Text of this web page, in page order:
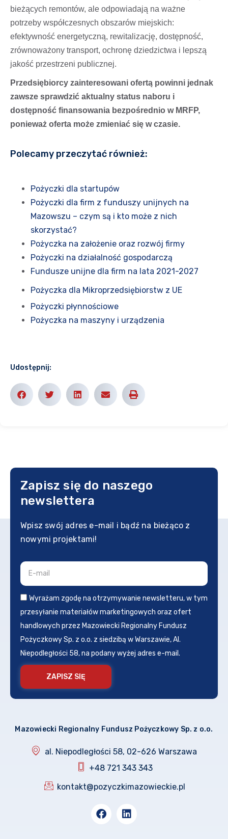
bieżących remontów, ale odpowiadają na ważne
potrzeby współczesnych obszarów miejskich:
efektywność energetyczną, rewitalizację, dostępność,
zrównoważony transport, ochronę dziedzictwa i lepszą
jakość przestrzeni publicznej.
Przedsiębiorcy zainteresowani ofertą powinni jednak
zawsze sprawdzić aktualny status naboru i
dostępność finansowania bezpośrednio w MRFP,
ponieważ oferta może zmieniać się w czasie.
Polecamy przeczytać również:
Pożyczki dla startupów
Pożyczki dla firm z funduszy unijnych na
Mazowszu – czym są i kto może z nich
skorzystać?
Pożyczka na założenie oraz rozwój firmy
Pożyczki na działalność gospodarczą
Fundusze unijne dla firm na lata 2021-2027
Pożyczka dla Mikroprzedsiębiorstw z UE
Pożyczki płynnościowe
Pożyczka na maszyny i urządzenia
Udostępnij:
Zapisz się do naszego
newslettera
Wpisz swój adres e-mail i bądź na bieżąco z
nowymi projektami!
Wyrażam zgodę na otrzymywanie newsletteru, w tym
przesyłanie materiałów marketingowych oraz ofert
handlowych przez Mazowiecki Regionalny Fundusz
Pożyczkowy Sp. z o.o. z siedzibą w Warszawie, Al.
Niepodległości 58, na podany wyżej adres e-mail.
ZAPISZ SIĘ
Mazowiecki Regionalny Fundusz Pożyczkowy Sp. z o.o.
al. Niepodległości 58, 02-626 Warszawa
+48 721 343 343
kontakt@pozyczkimazowieckie.pl